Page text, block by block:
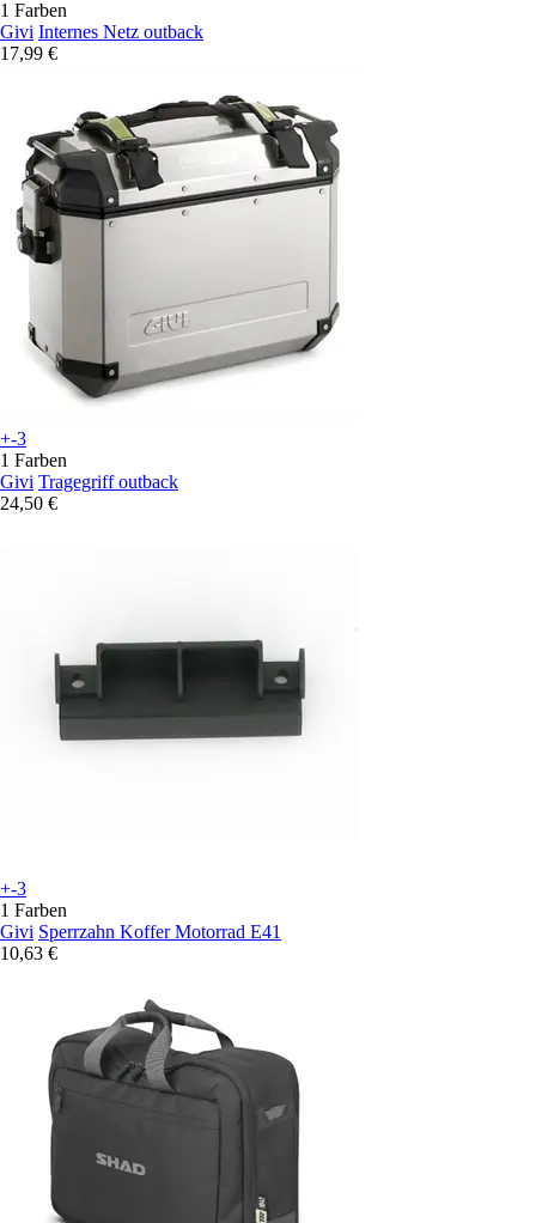
1 Farben
Givi Internes Netz outback
17,99 €
+-3
1 Farben
Givi Tragegriff outback
24,50 €
+-3
1 Farben
Givi Sperrzahn Koffer Motorrad E41
10,63 €